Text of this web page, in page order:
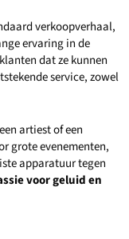
verkoopverhaal,
ervaring in de
dat ze kunnen
service, zowel
artiest of een
grote evenementen,
apparatuur tegen
voor geluid en